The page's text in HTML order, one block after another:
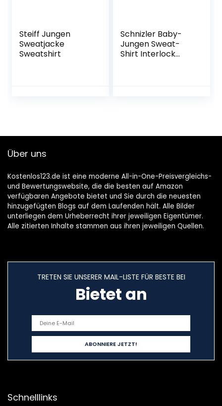
Steiff Jungen
Sweatjacke
Sweatshirt
Schnizler Baby-
Jungen Sweat-
Shirt Interlock
Über uns
Kostenlos123.de ist eine moderne All-in-One-Preisvergleichs-
und Bewertungswebsite, die die besten auf Amazon
verfügbaren Angebote bietet und Sie durch die neuesten
hinzugefügten Blogs auf dem Laufenden hält. Alle Bilder
unterliegen dem Urheberrecht ihrer jeweiligen Eigentümer.
Alle zitierten Inhalte stammen aus ihren jeweiligen Quellen.
TRETEN SIE UNSERER MAIL-LISTE FÜR BESTE BEI
Bietet an
Schnelllinks